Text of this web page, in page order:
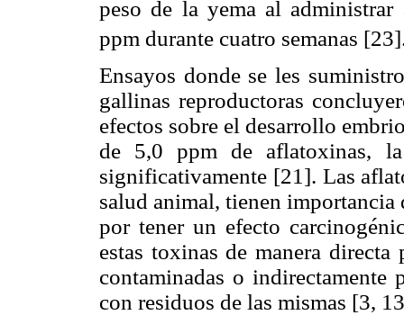
peso de la yema al
ppm durante cuatro semanas
Ensayos donde se les
gallinas reproductoras
efectos sobre el desarrollo
de 5,0 ppm de aflatoxinas,
significativamente [21]. Las
salud animal, tienen
por tener un efecto
estas toxinas de manera
contaminadas o
con residuos de las mismas [3,